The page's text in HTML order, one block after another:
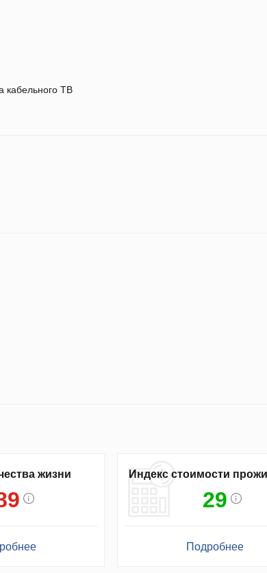
кабельного ТВ
жизни Индекс стоимости
29
Подробнее